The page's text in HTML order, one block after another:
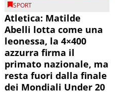
SPORT
Atletica: Matilde
Abelli lotta come una
leonessa, la 4×400
azzurra firma il
primato nazionale, ma
resta fuori dalla finale
dei Mondiali Under 20